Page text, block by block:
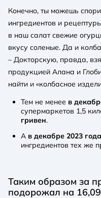
Конечно, ты можешь
ингредиентов и
в наш салат свежие
вкусу соленые. Да и
– Докторскую, правда,
продукцией Алана и
найти и «колбасное
Тем не менее в
супермаркетов 1,5
гривен.
А в декабре 2023 года
ингредиентов тех же
Таким образом за
подорожал на